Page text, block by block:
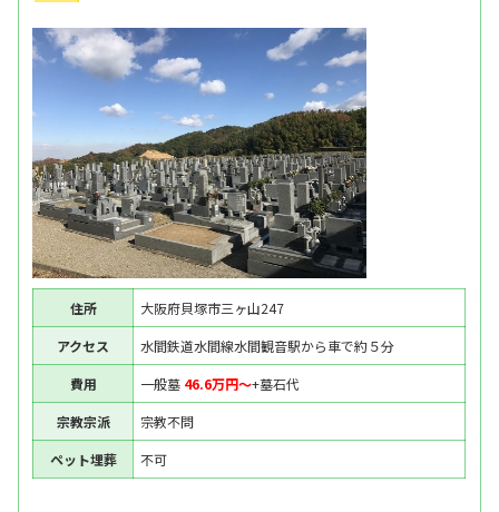
住所
大阪府貝塚市三ヶ山247
アクセス
水間鉄道水間線水間観音駅から車で約５分
費用
一般墓 46.6万円〜+墓石代
宗教宗派
宗教不問
ペット埋葬
不可